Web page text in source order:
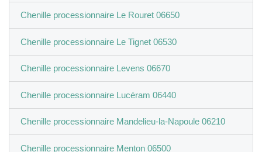
Chenille processionnaire Le Rouret 06650
Chenille processionnaire Le Tignet 06530
Chenille processionnaire Levens 06670
Chenille processionnaire Lucéram 06440
Chenille processionnaire Mandelieu-la-Napoule 06210
Chenille processionnaire Menton 06500